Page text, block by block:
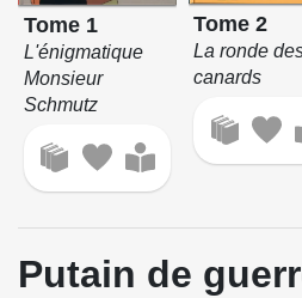
Tome 1
L'énigmatique
Monsieur
Schmutz
Tome 2
La ronde
canards
Putain de